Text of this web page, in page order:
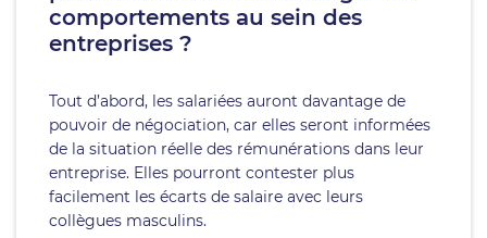
comportements au sein des
entreprises ?
Tout d’abord, les salariées auront davantage de
pouvoir de négociation, car elles seront informées
de la situation réelle des rémunérations dans leur
entreprise. Elles pourront contester plus
facilement les écarts de salaire avec leurs
collègues masculins.